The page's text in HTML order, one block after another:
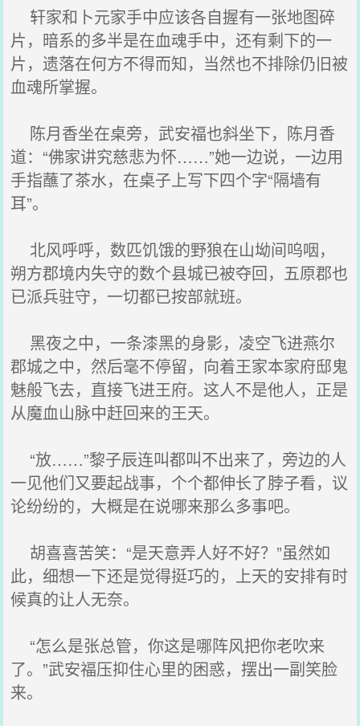
轩家和卜元家手中应该各自握有一张地图碎
片，暗系的多半是在血魂手中，还有剩下的一
片，遗落在何方不得而知，当然也不排除仍旧被
血魂所掌握。
陈月香坐在桌旁，武安福也斜坐下，陈月香
道：“佛家讲究慈悲为怀……”她一边说，一边用
手指蘸了茶水，在桌子上写下四个字“隔墙有
耳”。
北风呼呼，数匹饥饿的野狼在山坳间呜咽，
朔方郡境内失守的数个县城已被夺回，五原郡也
已派兵驻守，一切都已按部就班。
黑夜之中，一条漆黑的身影，凌空飞进燕尔
郡城之中，然后毫不停留，向着王家本家府邸鬼
魅般飞去，直接飞进王府。这人不是他人，正是
从魔血山脉中赶回来的王天。
“放……”黎子辰连叫都叫不出来了，旁边的人
一见他们又要起战事，个个都伸长了脖子看，议
论纷纷的，大概是在说哪来那么多事吧。
胡喜喜苦笑：“是天意弄人好不好？”虽然如
此，细想一下还是觉得挺巧的，上天的安排有时
候真的让人无奈。
“怎么是张总管，你这是哪阵风把你老吹来
了。”武安福压抑住心里的困惑，摆出一副笑脸
来。